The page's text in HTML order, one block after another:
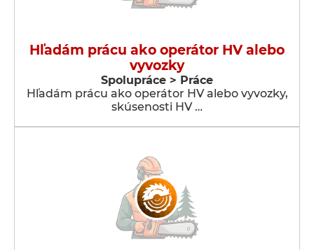
Hľadám prácu ako operátor HV alebo
vyvozky
Spolupráce > Práce
Hľadám prácu ako operátor HV alebo vyvozky,
skúsenosti HV …